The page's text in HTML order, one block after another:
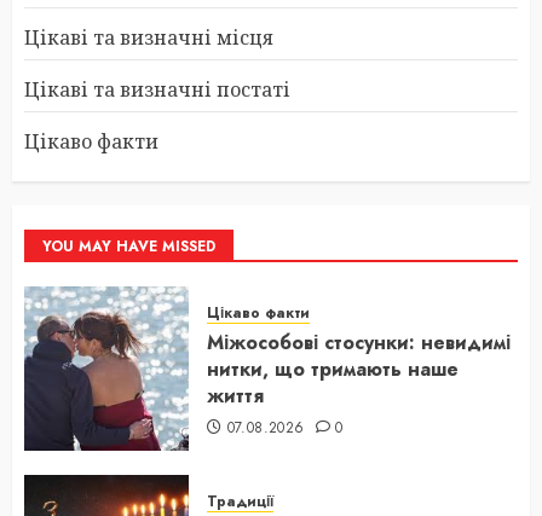
Цікаві та визначні місця
Цікаві та визначні постаті
Цікаво факти
YOU MAY HAVE MISSED
Цікаво факти
Міжособові стосунки: невидимі
нитки, що тримають наше
життя
07.08.2026 0
Традиції